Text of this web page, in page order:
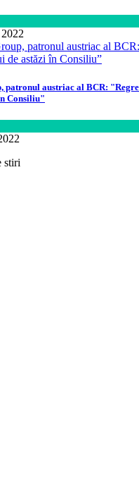
patronul austriac al BCR:
Consiliu"
stiri